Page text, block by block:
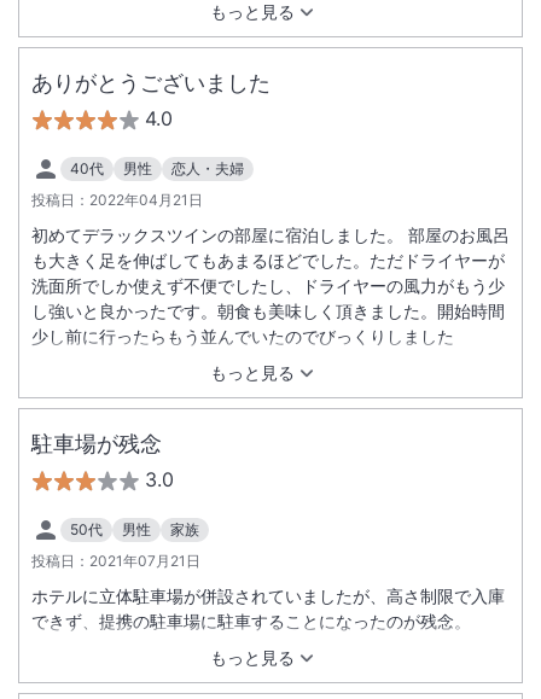
もっと見る
ありがとうございました
4.0
40代 男性
恋人・夫婦
投稿日： 2022年04月21日
もっと見る
初めてデラックスツインの部屋に宿泊しました。 部屋のお風呂
も大きく足を伸ばしてもあまるほどでした。ただドライヤーが
洗面所でしか使えず不便でしたし、ドライヤーの風力がもう少
し強いと良かったです。朝食も美味しく頂きました。開始時間
少し前に行ったらもう並んでいたのでびっくりしました
駐車場が残念
3.0
50代 男性
家族
投稿日： 2021年07月21日
もっと見る
ホテルに立体駐車場が併設されていましたが、高さ制限で入庫
できず、提携の駐車場に駐車することになったのが残念。